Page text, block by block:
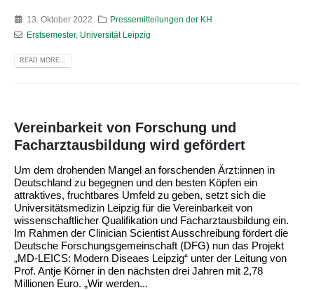
13. Oktober 2022
Pressemitteilungen der KH
Erstsemester, Universität Leipzig
READ MORE...
Vereinbarkeit von Forschung und
Facharztausbildung wird gefördert
Um dem drohenden Mangel an forschenden Ärzt:innen in
Deutschland zu begegnen und den besten Köpfen ein
attraktives, fruchtbares Umfeld zu geben, setzt sich die
Universitätsmedizin Leipzig für die Vereinbarkeit von
wissenschaftlicher Qualifikation und Facharztausbildung ein.
Im Rahmen der Clinician Scientist Ausschreibung fördert die
Deutsche Forschungsgemeinschaft (DFG) nun das Projekt
„MD-LEICS: Modern Diseaes Leipzig“ unter der Leitung von
Prof. Antje Körner in den nächsten drei Jahren mit 2,78
Millionen Euro. „Wir werden...